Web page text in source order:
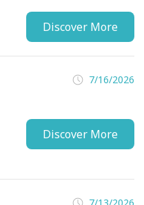
Discover More
7/16/2026
Discover More